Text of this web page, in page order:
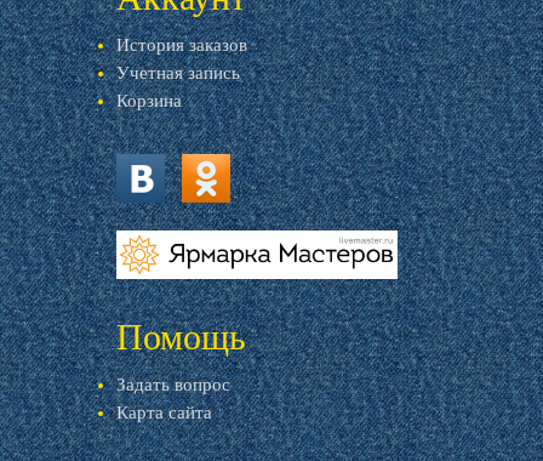
История заказов
Учетная запись
Корзина
vk.com ok.ru
livemaster.ru
Помощь
Задать вопрос
Карта сайта